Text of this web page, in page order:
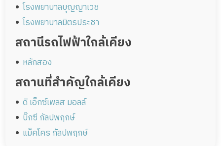
โรงพยาบาลบุญญาเวช
โรงพยาบาลมิตรประชา
สถานีรถไฟฟ้าใกล้เคียง
หลักสอง
สถานที่สำคัญใกล้เคียง
ดิ เอ็กซ์เพลส มอลล์
บิ๊กซี กัลปพฤกษ์
แม็คโคร กัลปพฤกษ์